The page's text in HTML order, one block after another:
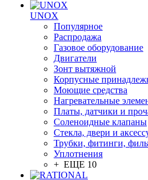
UNOX
Популярное
Распродажа
Газовое оборудование
Двигатели
Зонт вытяжной
Корпусные
Моющие средства
Нагревательные
Платы, датчики и
Соленоидные клапаны
Стекла, двери и
Трубки, фитинги,
Уплотнения
+ ЕЩЕ 10